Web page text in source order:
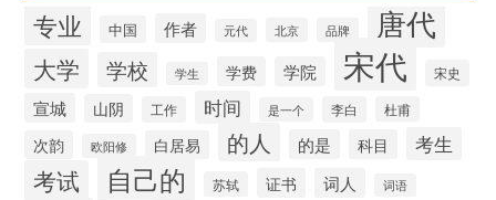
专业 中国 作者 元代 北京 品牌 唐代
大学 学校 学生 学费 学院 宋代 宋史
宣城 山阴 工作 时间 是一个 李白 杜甫
次韵 欧阳修 白居易 的人 的是 科目 考生
考试 自己的 苏轼 证书 词人 词语